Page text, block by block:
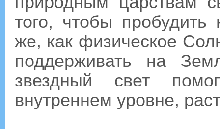
того, чтобы
же, как физическое
поддерживать на
звездный свет
внутреннем уровне,